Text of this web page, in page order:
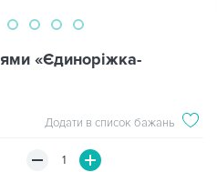
«Єдиноріжка-
Додати в список бажань